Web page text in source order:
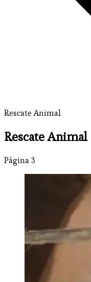
Rescate Animal
Rescate Animal
Página 3